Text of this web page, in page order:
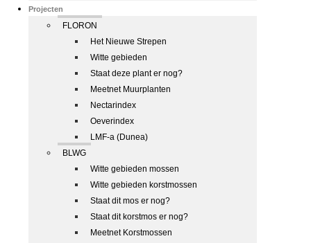
Projecten
FLORON
Het Nieuwe Strepen
Witte gebieden
Staat deze plant er nog?
Meetnet Muurplanten
Nectarindex
Oeverindex
LMF-a (Dunea)
BLWG
Witte gebieden mossen
Witte gebieden korstmossen
Staat dit mos er nog?
Staat dit korstmos er nog?
Meetnet Korstmossen